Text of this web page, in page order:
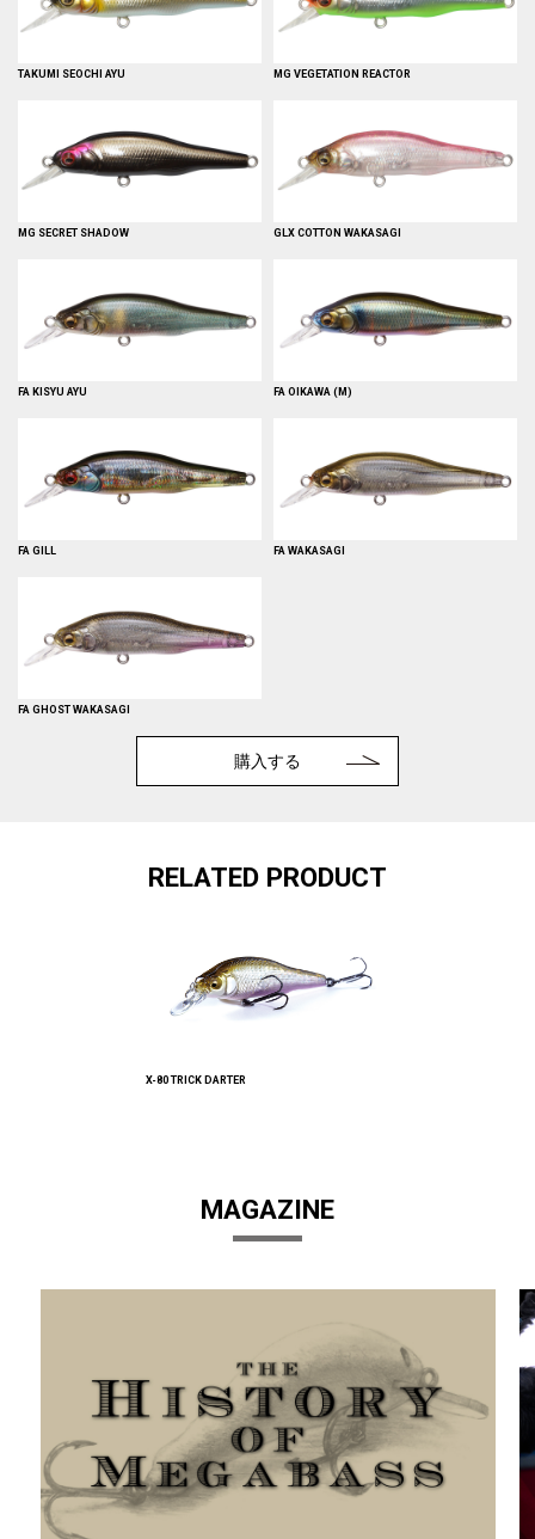
TAKUMI SEOCHI AYU MG VEGETATION REACTOR
MG SECRET SHADOW GLX COTTON WAKASAGI
FA KISYU AYU FA OIKAWA (M)
FA GILL FA WAKASAGI
FA GHOST WAKASAGI
購入する
RELATED PRODUCT
X-80 TRICK DARTER
MAGAZINE